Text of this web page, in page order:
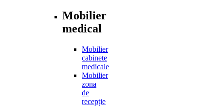
Mobilier
medical
Mobilier
cabinete
medicale
Mobilier
zona
de
recepție